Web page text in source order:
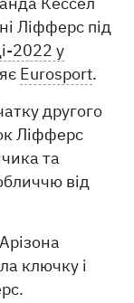
Ліфферс під
2022 у
Eurosport.
другого
Ліфферс
та
від
ключку і